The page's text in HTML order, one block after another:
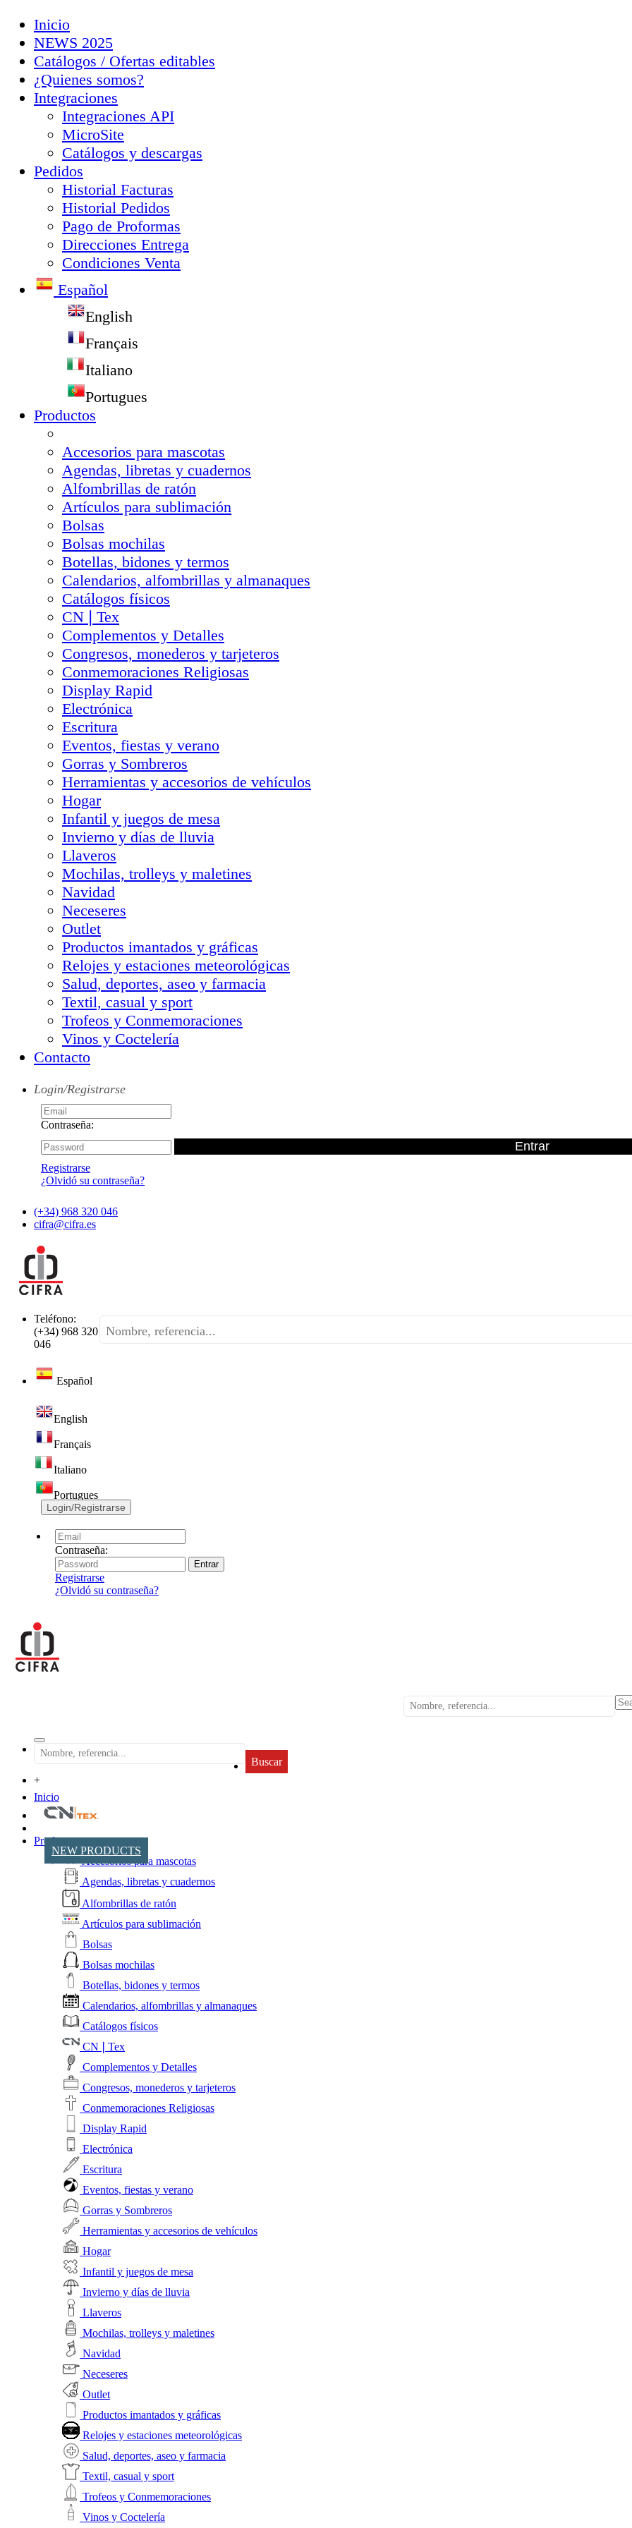
Inicio
NEWS 2025
Catálogos / Ofertas editables
¿Quienes somos?
Integraciones
Integraciones API
MicroSite
Catálogos y descargas
Pedidos
Historial Facturas
Historial Pedidos
Pago de Proformas
Direcciones Entrega
Condiciones Venta
Español
English
Français
Italiano
Portugues
Productos
Accesorios para mascotas
Agendas, libretas y cuadernos
Alfombrillas de ratón
Artículos para sublimación
Bolsas
Bolsas mochilas
Botellas, bidones y termos
Calendarios, alfombrillas y almanaques
Catálogos físicos
CN❘Tex
Complementos y Detalles
Congresos, monederos y tarjeteros
Conmemoraciones Religiosas
Display Rapid
Electrónica
Escritura
Eventos, fiestas y verano
Gorras y Sombreros
Herramientas y accesorios de vehículos
Hogar
Infantil y juegos de mesa
Invierno y días de lluvia
Llaveros
Mochilas, trolleys y maletines
Navidad
Neceseres
Outlet
Productos imantados y gráficas
Relojes y estaciones meteorológicas
Salud, deportes, aseo y farmacia
Textil, casual y sport
Trofeos y Conmemoraciones
Vinos y Coctelería
Contacto
Login/Registrarse
Contraseña:
Registrarse
¿Olvidó su contraseña?
(+34) 968 320 046
cifra@cifra.es
Teléfono:
(+34) 968 320
046
Español
English
Français
Italiano
Portugues
Login/Registrarse
Contraseña:
Registrarse
¿Olvidó su contraseña?
Buscar
+
Inicio
NEW PRODUCTS
Productos
Accesorios para mascotas
Agendas, libretas y cuadernos
Alfombrillas de ratón
Artículos para sublimación
Bolsas
Bolsas mochilas
Botellas, bidones y termos
Calendarios, alfombrillas y almanaques
Catálogos físicos
CN❘Tex
Complementos y Detalles
Congresos, monederos y tarjeteros
Conmemoraciones Religiosas
Display Rapid
Electrónica
Escritura
Eventos, fiestas y verano
Gorras y Sombreros
Herramientas y accesorios de vehículos
Hogar
Infantil y juegos de mesa
Invierno y días de lluvia
Llaveros
Mochilas, trolleys y maletines
Navidad
Neceseres
Outlet
Productos imantados y gráficas
Relojes y estaciones meteorológicas
Salud, deportes, aseo y farmacia
Textil, casual y sport
Trofeos y Conmemoraciones
Vinos y Coctelería